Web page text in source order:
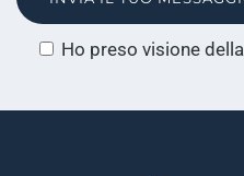
Ho preso visione della